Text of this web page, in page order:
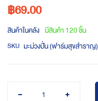
gallery
฿69.00
สินค้าในคลัง มีสินค้า 120 ชิ้น
SKU มะม่วงปั่น (ฟาร์มสุขสำราญ)